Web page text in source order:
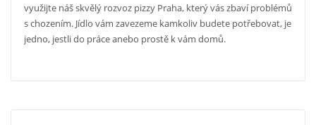
využijte náš skvělý rozvoz pizzy Praha, který vás zbaví problémů
s chozením. Jídlo vám zavezeme kamkoliv budete potřebovat, je
jedno, jestli do práce anebo prostě k vám domů.